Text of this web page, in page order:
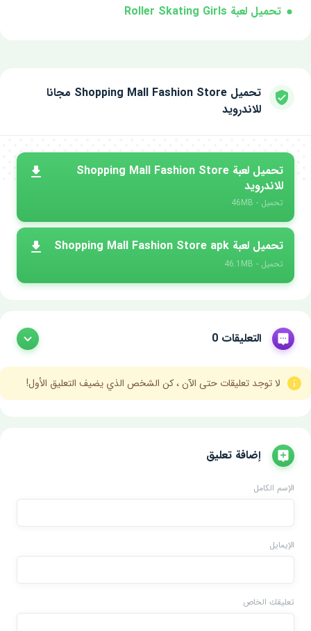
تحميل لعبة Roller Skating Girls
تحميل Shopping Mall Fashion Store‏ مجانا
للاندرويد
تحميل لعبة Shopping Mall Fashion Store
للاندرويد
تحميل - 46MB
تحميل لعبة Shopping Mall Fashion Store apk
تحميل - 46.1MB
التعليقات 0
لا توجد تعليقات حتى الآن ، كن الشخص الذي يضيف التعليق الأول!
إضافة تعليق
الإسم الكامل
الإيمايل
تعليقك الخاص